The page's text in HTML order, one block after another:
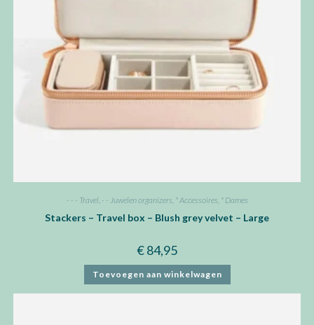
- - - Travel, - - Juwelen organizers, * Accessoires, * Dames
Stackers – Travel box – Blush grey velvet – Large
€84,95
Toevoegen aan winkelwagen